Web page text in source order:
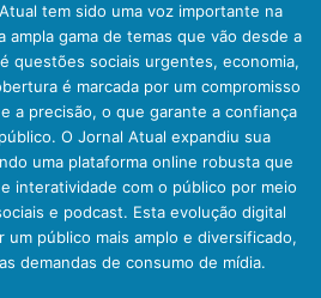
tem sido uma voz importante na
ampla gama de temas que vão desde a
questões sociais urgentes, economia,
é marcada por um compromisso
a precisão, o que garante a confiança
O Jornal Atual expandiu sua
uma plataforma online robusta que
interatividade com o público por meio
e podcast. Esta evolução digital
um público mais amplo e diversificado,
demandas de consumo de mídia.